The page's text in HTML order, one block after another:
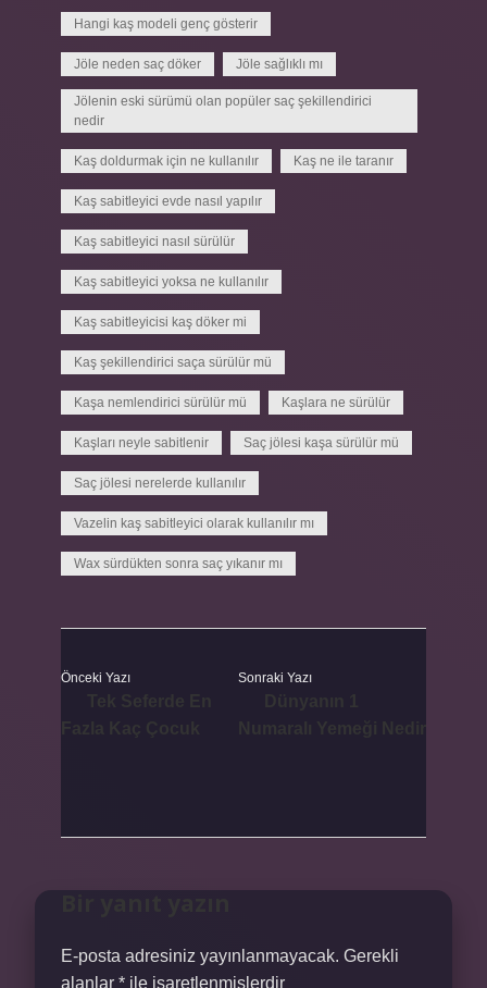
Hangi kaş modeli genç gösterir
Jöle neden saç döker Jöle sağlıklı mı
Jölenin eski sürümü olan popüler saç şekillendirici
nedir
Kaş doldurmak için ne kullanılır Kaş ne ile taranır
Kaş sabitleyici evde nasıl yapılır
Kaş sabitleyici nasıl sürülür
Kaş sabitleyici yoksa ne kullanılır
Kaş sabitleyicisi kaş döker mi
Kaş şekillendirici saça sürülür mü
Kaşa nemlendirici sürülür mü Kaşlara ne sürülür
Kaşları neyle sabitlenir Saç jölesi kaşa sürülür mü
Saç jölesi nerelerde kullanılır
Vazelin kaş sabitleyici olarak kullanılır mı
Wax sürdükten sonra saç yıkanır mı
Önceki Yazı Sonraki Yazı
E-posta adresiniz yayınlanmayacak. Gerekli
alanlar * ile işaretlenmişlerdir